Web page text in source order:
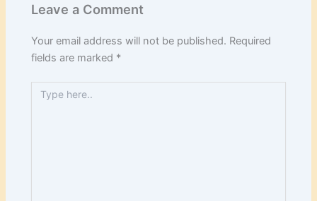
Leave a Comment
Your email address will not be published. Required
fields are marked *
here..